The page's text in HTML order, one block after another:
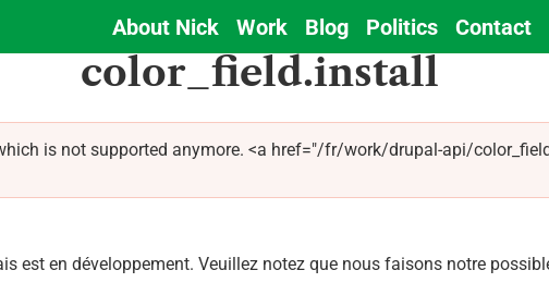
Main
navigation
About Nick Work Blog Politics Contact
color_field.install
is not supported anymore. <a href="/fr/work/drupal-api/
est en développement. Veuillez notez que nous faisons notre